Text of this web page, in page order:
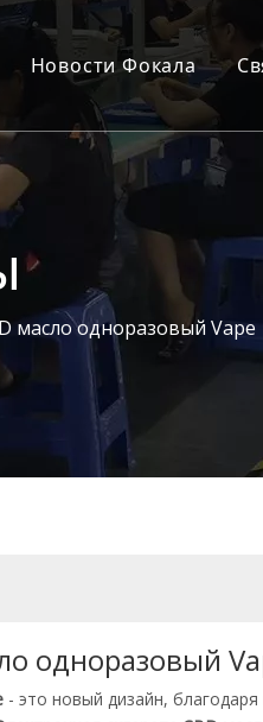
компании
продукта
настройку
по эксплуатации
Новости Фокала
Новости компании
Новости
Часто задаваемые
масло одноразовый Vape
одноразовый
- это новый дизайн,